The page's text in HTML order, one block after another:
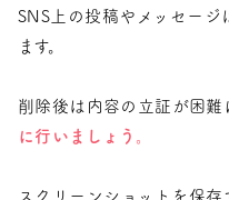
SNS上の投稿やメッセー
ます。
削除後は内容の立証が困難
に行いましょう。
スクリーンショットを保存